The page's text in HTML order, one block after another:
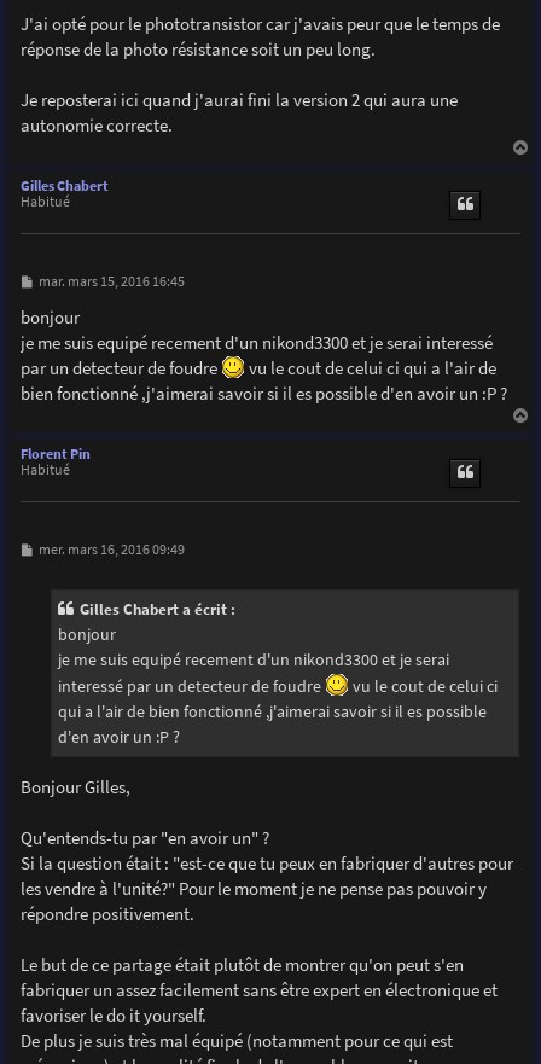
    digitalWrite(triggerPIN,LOW);
  }
void flash(){
if(blinker){
    MsTimer2::set(20, flash);
  }
  else{
    MsTimer2::set(2000, flash);
    MsTimer2::start();
  }
}
J'ai opté pour le phototransistor car j'avais peur que le temps de
réponse de la photo résistance soit un peu long.
Je reposterai ici quand j'aurai fini la version 2 qui aura une
autonomie correcte.
Gilles Chabert
Habitué
M
s
s
a
e
mar. mars 15, 2016 16:45
bonjour
je me suis equipé recement d'un nikond3300 et je serai interessé
par un detecteur de foudre
vu le cout de celui ci qui a l'air de
bien fonctionné ,j'aimerai savoir si il es possible d'en avoir un :P ?
Florent Pin
Habitué
M
mer. mars 16, 2016 09:49
Gilles Chabert a écrit :
bonjour
je me suis equipé recement d'un nikond3300 et je serai
interessé par un detecteur de foudre
vu le cout de celui ci
qui a l'air de bien fonctionné ,j'aimerai savoir si il es possible
d'en avoir un :P ?
Bonjour Gilles,
Qu'entends-tu par "en avoir un" ?
Si la question était : "est-ce que tu peux en fabriquer d'autres pour
les vendre à l'unité?" Pour le moment je ne pense pas pouvoir y
répondre positivement.
Le but de ce partage était plutôt de montrer qu'on peut s'en
fabriquer un assez facilement sans être expert en électronique et
favoriser le do it yourself.
De plus je suis très mal équipé (notamment pour ce qui est